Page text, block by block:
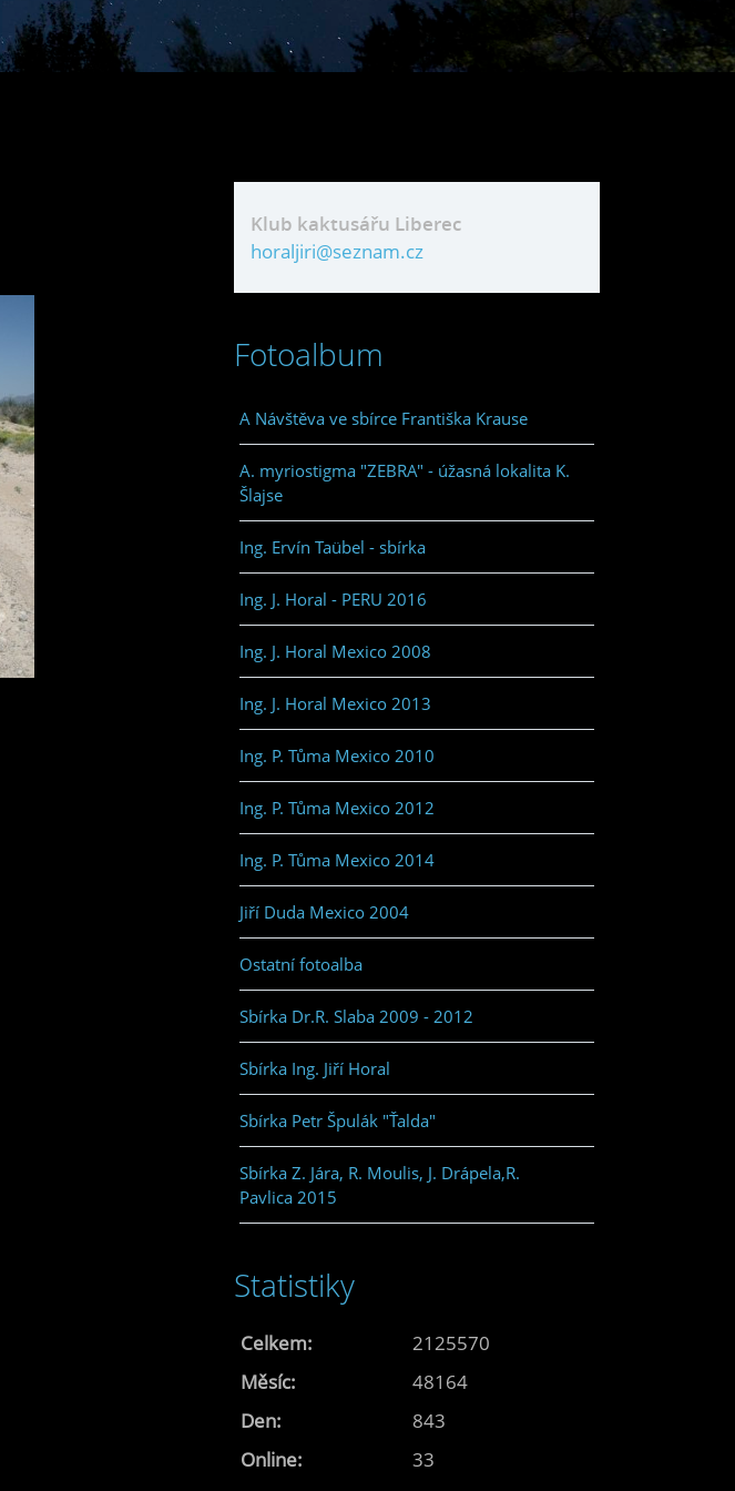
Klub kaktusářu Liberec
horaljiri@seznam.cz
Fotoalbum
A Návštěva ve sbírce Františka Krause
A. myriostigma "ZEBRA" - úžasná lokalita K.
Šlajse
Ing. Ervín Taübel - sbírka
Ing. J. Horal - PERU 2016
Ing. J. Horal Mexico 2008
Ing. J. Horal Mexico 2013
Ing. P. Tůma Mexico 2010
Ing. P. Tůma Mexico 2012
Ing. P. Tůma Mexico 2014
Jiří Duda Mexico 2004
Ostatní fotoalba
Sbírka Dr.R. Slaba 2009 - 2012
Sbírka Ing. Jiří Horal
Sbírka Petr Špulák "Ťalda"
Sbírka Z. Jára, R. Moulis, J. Drápela,R.
Pavlica 2015
Statistiky
Online: 33
Celkem:
2125570
Měsíc:
48164
Den:
843